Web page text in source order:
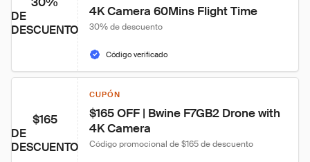
DE
DESCUENTO
4K Camera 60Mins Flight Time
30% de descuento
Código verificado
$165
DE
DESCUENTO
CUPÓN
$165 OFF | Bwine F7GB2 Drone with
4K Camera
Código promocional de $165 de descuento